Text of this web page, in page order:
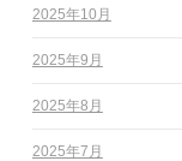
2025年10月
2025年9月
2025年8月
2025年7月